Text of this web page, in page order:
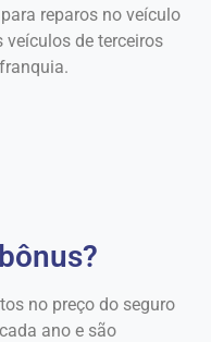
reparos no veículo
veículos de terceiros
no preço do seguro
ano e são